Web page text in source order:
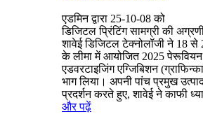
एडमिन द्वारा 25-10-08 को
डिजिटल प्रिंटिंग सामग्री की
शावेई डिजिटल टेक्नोलॉजी ने 18
के लीमा में आयोजित 2025
एडवरटाइजिंग एग्जिबिशन
भाग लिया। अपनी पांच प्रमुख
प्रदर्शन करते हुए, शावेई ने काफी
और पढ़ें